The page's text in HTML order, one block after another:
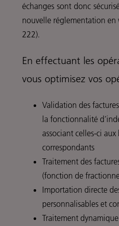
échanges sont donc
nouvelle réglementation
222).
En effectuant les
vous optimisez vos
Validation des
la fonctionnalité
associant celles-ci
correspondants
Traitement des
(fonction de
Importation directe
personnalisables et
Traitement